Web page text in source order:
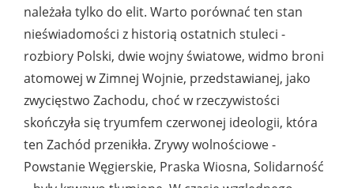
należała tylko do elit. Warto porównać ten stan
nieświadomości z historią ostatnich stuleci -
rozbiory Polski, dwie wojny światowe, widmo broni
atomowej w Zimnej Wojnie, przedstawianej, jako
zwycięstwo Zachodu, choć w rzeczywistości
skończyła się tryumfem czerwonej ideologii, która
ten Zachód przenikła. Zrywy wolnościowe -
Powstanie Węgierskie, Praska Wiosna, Solidarność